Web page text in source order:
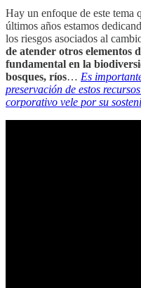
Hay un enfoque de este tema
últimos años estamos
los riesgos asociados al
de atender otros elementos
fundamental en la
bosques, ríos… Es
preservación de estos
corporativo vele por su